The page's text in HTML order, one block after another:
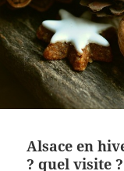
Alsace en
? quel visite ?